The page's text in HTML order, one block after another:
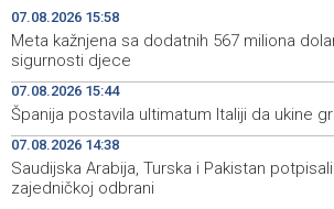
19:44 Faris Dževahirić novi nogometaš
19:21 Announcement of events for
19:10
Rudari Milanovića ubijedili da ode
ponovo vratio u jamu 'Raspotočje'
19:03
Sarajevo Film Festival presents
Kinoscope Surreal programs
07.08.2026 15:58
Meta kažnjena sa dodatnih 567 miliona
sigurnosti djece
07.08.2026 15:44
Španija postavila ultimatum Italiji da ukine
07.08.2026 14:38
Saudijska Arabija, Turska i Pakistan
zajedničkoj odbrani